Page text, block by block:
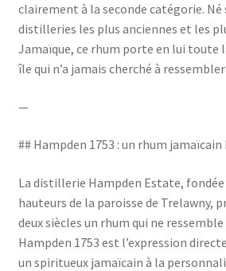
clairement à la seconde catégorie. Né
distilleries les plus anciennes et les
Jamaïque, ce rhum porte en lui toute
île qui n’a jamais cherché à
—
## Hampden 1753 : un rhum
La distillerie Hampden Estate, fondée
hauteurs de la paroisse de Trelawny,
deux siècles un rhum qui ne ressemble
Hampden 1753 est l’expression
un spiritueux jamaïcain à la